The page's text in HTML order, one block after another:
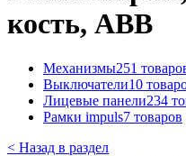
кость, ABB
Механизмы251
Выключатели10
Лицевые панели234
Рамки impuls7 товаров
< Назад в раздел